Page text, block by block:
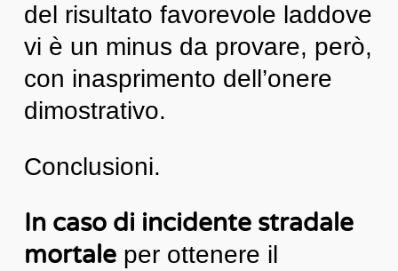
del risultato favorevole laddove
vi è un minus da provare, però,
con inasprimento dell’onere
dimostrativo.
Conclusioni.
In caso di incidente stradale
mortaleper ottenere il